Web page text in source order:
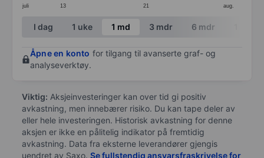
juli 13 21 aug.
End of interactive chart.
I dag 1 uke 1 md 3 mdr 6 mdr
Åpne en konto for tilgang til avanserte graf- og
analyseverktøy.
Viktig: Aksjeinvesteringer kan over tid gi positiv
avkastning, men innebærer risiko. Du kan tape deler av
eller hele investeringen. Historisk avkastning for denne
aksjen er ikke en pålitelig indikator på fremtidig
avkastning. Data fra eksterne leverandører gjengis
uendret av Saxo. Se fullstendig ansvarsfraskrivelse for